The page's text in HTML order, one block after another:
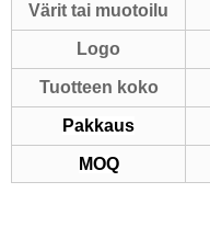
Värit tai muotoilu
Logo
Tuotteen koko
Pakkaus
MOQ